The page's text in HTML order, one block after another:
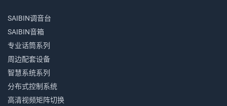
SAIBIN调音台
SAIBIN音箱
专业话筒系列
周边配套设备
智慧系统系列
分布式控制系统
高清视频矩阵切换